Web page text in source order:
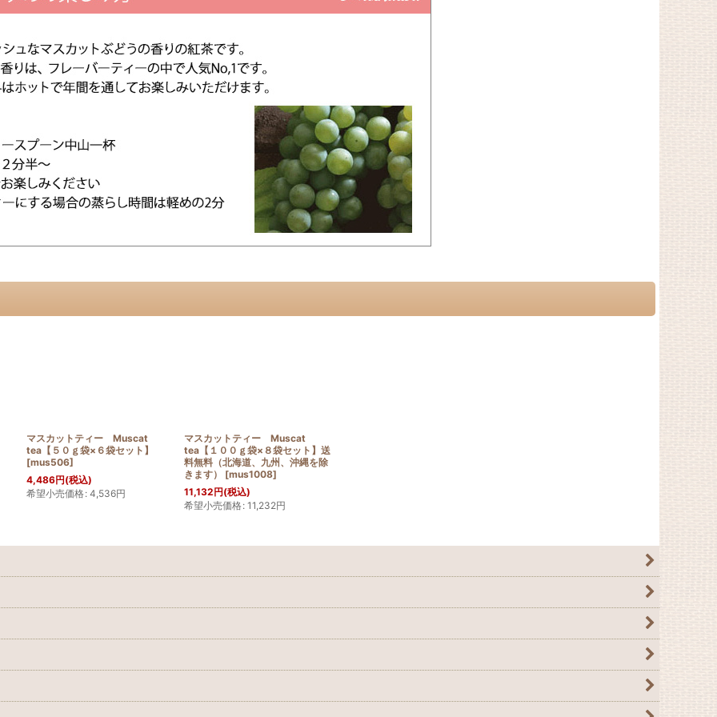
マスカットティー Muscat
tea【５０ｇ袋×６袋セット】
[mus506]
4,486円(税込)
希望小売価格: 4,536円
マスカットティー Muscat
tea【１００ｇ袋×８袋セット】送
料無料（北海道、九州、沖縄を除
きます）
[mus1008]
11,132円(税込)
希望小売価格: 11,232円